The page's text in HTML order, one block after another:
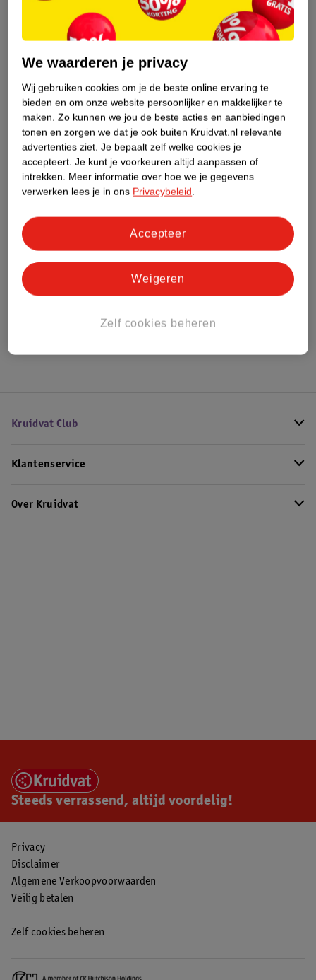
Productinformatie
Etiketinformatie
Nature Impact Score
Dit product heeft (nog) geen Nature
Impact Score.
Meer informatie
Bestel & Bezorginformatie
Bekijk ook
MeerLoving Blends Alle Conditioner
Kruidvat Club
Klantenservice
Over Kruidvat
Steeds verrassend, altijd voordelig!
Privacy
Disclaimer
Algemene Verkoopvoorwaarden
Veilig betalen
Zelf cookies beheren
We waarderen je privacy
Wij gebruiken cookies om je de beste online ervaring te
bieden en om onze website persoonlijker en makkelijker te
maken. Zo kunnen we jou de beste acties en aanbiedingen
tonen en zorgen we dat je ook buiten Kruidvat.nl relevante
advertenties ziet. Je bepaalt zelf welke cookies je
accepteert. Je kunt je voorkeuren altijd aanpassen of
intrekken. Meer informatie over hoe we je gegevens
verwerken lees je in ons Privacybeleid.
Zelf cookies beheren
Weigeren
Accepteer